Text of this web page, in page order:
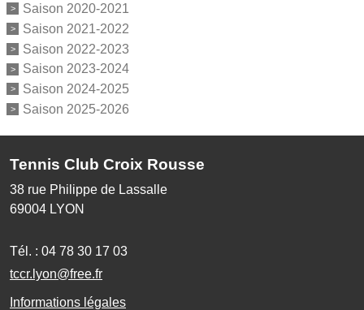
Saison 2020-2021
Saison 2021-2022
Saison 2022-2023
Saison 2023-2024
Saison 2024-2025
Saison 2025-2026
Tennis Club Croix Rousse
38 rue Philippe de Lassalle
69004 LYON
Tél. : 04 78 30 17 03
tccr.lyon@free.fr
Informations légales